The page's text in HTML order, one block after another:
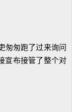
匆跑了过来询问
宣布接管了整个对